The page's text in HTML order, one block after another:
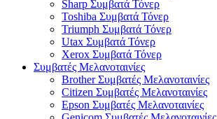
Sharp Συμβατά Τόνερ
Toshiba Συμβατά Τόνερ
Triumph Συμβατά Τόνερ
Utax Συμβατά Τόνερ
Xerox Συμβατά Τόνερ
Συμβατές Μελανοταινίες
Brother Συμβατές Μελανοταινίες
Citizen Συμβατές Μελανοταινίες
Epson Συμβατές Μελανοταινίες